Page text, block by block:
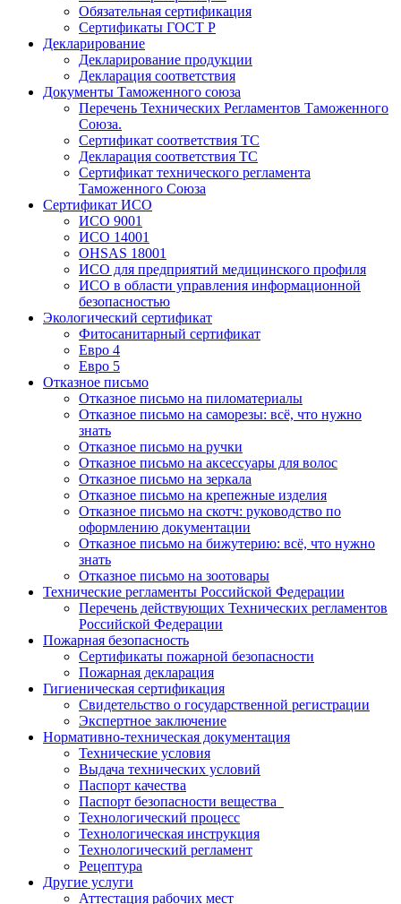
Обязательная сертификация
Сертификаты ГОСТ Р
Декларирование
Декларирование продукции
Декларация соответствия
Документы Таможенного союза
Перечень Технических Регламентов Таможенного
Союза.
Сертификат соответствия ТС
Декларация соответствия ТС
Сертификат технического регламента
Таможенного Союза
Сертификат ИСО
ИСО 9001
ИСО 14001
OHSAS 18001
ИСО для предприятий медицинского профиля
ИСО в области управления информационной
безопасностью
Экологический сертификат
Фитосанитарный сертификат
Евро 4
Евро 5
Отказное письмо
Отказное письмо на пиломатериалы
Отказное письмо на саморезы: всё, что нужно
знать
Отказное письмо на ручки
Отказное письмо на аксессуары для волос
Отказное письмо на зеркала
Отказное письмо на крепежные изделия
Отказное письмо на скотч: руководство по
оформлению документации
Отказное письмо на бижутерию: всё, что нужно
знать
Отказное письмо на зоотовары
Технические регламенты Российской Федерации
Перечень действующих Технических регламентов
Российской Федерации
Пожарная безопасность
Сертификаты пожарной безопасности
Пожарная декларация
Гигиеническая сертификация
Свидетельство о государственной регистрации
Экспертное заключение
Нормативно-техническая документация
Технические условия
Выдача технических условий
Паспорт качества
Паспорт безопасности вещества
Технологический процесс
Технологическая инструкция
Технологический регламент
Рецептура
Другие услуги
Аттестация рабочих мест